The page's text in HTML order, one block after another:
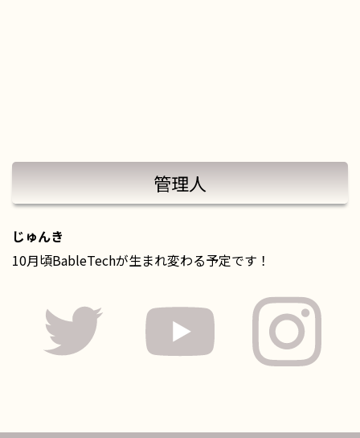
管理人
じゅんき
10月頃BableTechが生まれ変わる予定です！